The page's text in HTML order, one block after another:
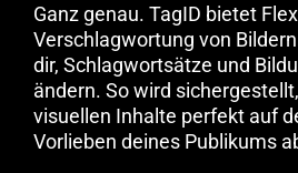
Ganz genau. TagID bietet
Verschlagwortung von
dir, Schlagwortsätze und
ändern. So wird
visuellen Inhalte perfekt auf
Vorlieben deines Publikums